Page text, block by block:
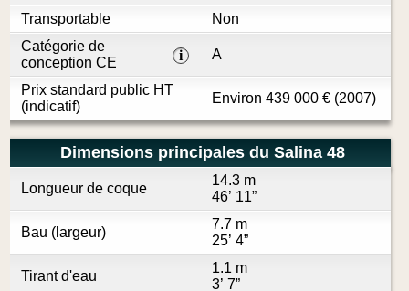
Transportable
Non
Catégorie de
conception CE
i A
Prix standard public HT
(indicatif)
Environ 439 000€(2007)
Dimensions principales du Salina 48
Longueur de coque
14.3 m
46’ 11”
Bau (largeur)
7.7 m
25’ 4”
Tirant d'eau
1.1 m
3’ 7”